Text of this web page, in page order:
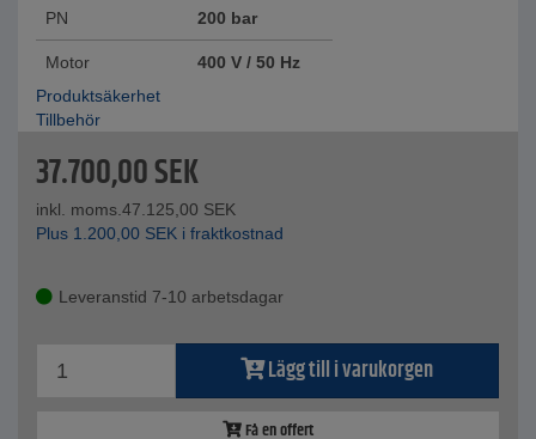
PN 200 bar
Motor
400 V / 50 Hz
Produktsäkerhet
Tillbehör
37.700,00SEK
inkl. moms.47.125,00 SEK
Plus 1.200,00 SEK i fraktkostnad
Leveranstid 7-10 arbetsdagar
Lägg till i varukorgen
Få en offert